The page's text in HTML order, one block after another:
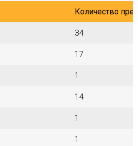
Количество
34
17
1
14
1
1